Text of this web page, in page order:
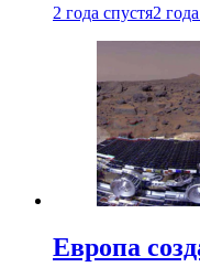
2 года спустя2
Европа